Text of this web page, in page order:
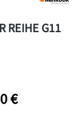
REIHE G11
€